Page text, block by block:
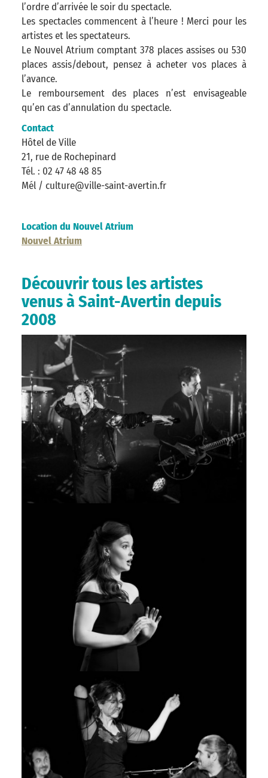
l’ordre d’arrivée le soir du spectacle.
Les spectacles commencent à l’heure ! Merci pour les
artistes et les spectateurs.
Le Nouvel Atrium comptant 378 places assises ou 530
places assis/debout, pensez à acheter vos places à
l’avance.
Le remboursement des places n’est envisageable
qu’en cas d’annulation du spectacle.
Contact
Hôtel de Ville
21, rue de Rochepinard
Tél. : 02 47 48 48 85
Mél / culture@ville-saint-avertin.fr
Location du Nouvel Atrium
Nouvel Atrium
Découvrir tous les artistes
venus à Saint-Avertin depuis
2008